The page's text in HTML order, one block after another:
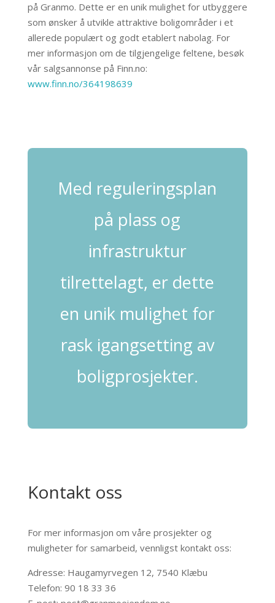
på Granmo. Dette er en unik mulighet for utbyggere
som ønsker å utvikle attraktive boligområder i et
allerede populært og godt etablert nabolag. For
mer informasjon om de tilgjengelige feltene, besøk
vår salgsannonse på Finn.no:
www.finn.no/364198639
Med reguleringsplan
på plass og
infrastruktur
tilrettelagt, er dette
en unik mulighet for
rask igangsetting av
boligprosjekter.
Kontakt oss
For mer informasjon om våre prosjekter og
muligheter for samarbeid, vennligst kontakt oss:
Adresse: Haugamyrvegen 12, 7540 Klæbu
Telefon: 90 18 33 36